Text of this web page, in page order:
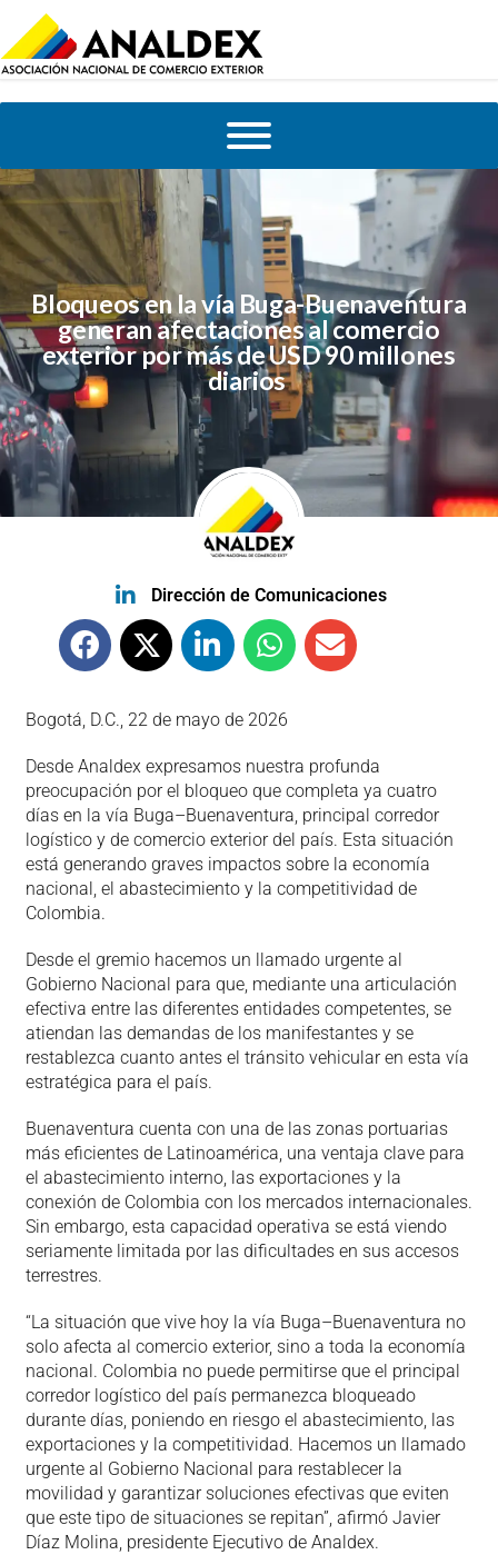
Bloqueos en la vía Buga-Buenaventura
generan afectaciones al comercio
exterior por más de USD 90 millones
diarios
Dirección de Comunicaciones
Bogotá, D.C., 22 de mayo de 2026
Desde Analdex expresamos nuestra profunda
preocupación por el bloqueo que completa ya cuatro
días en la vía Buga–Buenaventura, principal corredor
logístico y de comercio exterior del país. Esta situación
está generando graves impactos sobre la economía
nacional, el abastecimiento y la competitividad de
Colombia.
Desde el gremio hacemos un llamado urgente al
Gobierno Nacional para que, mediante una articulación
efectiva entre las diferentes entidades competentes, se
atiendan las demandas de los manifestantes y se
restablezca cuanto antes el tránsito vehicular en esta vía
estratégica para el país.
Buenaventura cuenta con una de las zonas portuarias
más eficientes de Latinoamérica, una ventaja clave para
el abastecimiento interno, las exportaciones y la
conexión de Colombia con los mercados internacionales.
Sin embargo, esta capacidad operativa se está viendo
seriamente limitada por las dificultades en sus accesos
terrestres.
“La situación que vive hoy la vía Buga–Buenaventura no
solo afecta al comercio exterior, sino a toda la economía
nacional. Colombia no puede permitirse que el principal
corredor logístico del país permanezca bloqueado
durante días, poniendo en riesgo el abastecimiento, las
exportaciones y la competitividad. Hacemos un llamado
urgente al Gobierno Nacional para restablecer la
movilidad y garantizar soluciones efectivas que eviten
que este tipo de situaciones se repitan”, afirmó Javier
Díaz Molina, presidente Ejecutivo de Analdex.